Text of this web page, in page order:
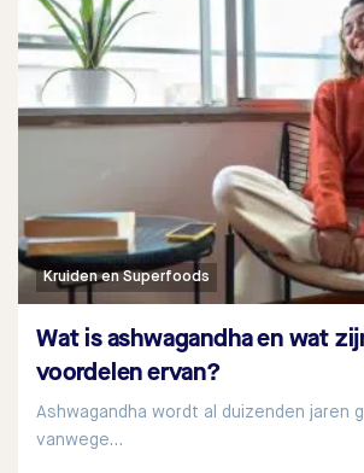
Kruiden en Superfoods
Wat is ashwagandha en wat
voordelen ervan?
Ashwagandha wordt al duizenden jaren
vanwege…